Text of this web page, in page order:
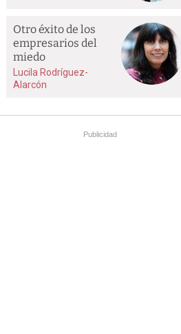
Otro éxito de los
empresarios del
miedo
Lucila Rodríguez-
Alarcón
Publicidad